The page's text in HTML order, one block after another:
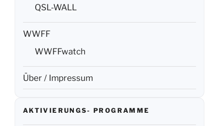
QSL-WALL
WWFF
WWFFwatch
Über / Impressum
AKTIVIERUNGS- PROGRAMME